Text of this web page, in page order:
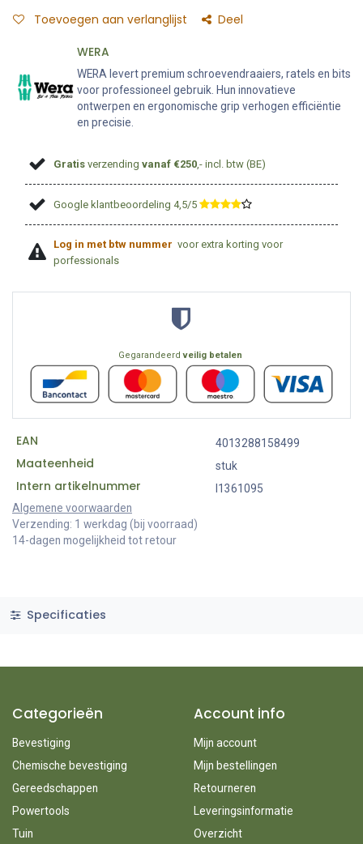
Toevoegen aan verlanglijst Deel
WERA
WERA levert premium schroevendraaiers, ratels en bits
voor professioneel gebruik. Hun innovatieve
ontwerpen en ergonomische grip verhogen efficiëntie
en precisie.
Gratis verzendingvanaf €250 ,- incl. btw (BE)
Google klantbeoordeling 4,5/5 ​
Log in met btw nummer voor extra korting voor
porfessionals
Gegarandeerdveilig betalen
EAN 4013288158499
Maateenheid stuk
Intern artikelnummer
I1361095
Algemene voorwaarden
Verzending: 1 werkdag (bij voorraad)
14-dagen mogelijkheid tot retour
Specificaties
Categorieën
Bevestiging
Chemische bevestiging
Gereedschappen
Powertools
Tuin
Account info
Mijn account
Mijn bestellingen
Retourneren
Leveringsinformatie
Overzicht